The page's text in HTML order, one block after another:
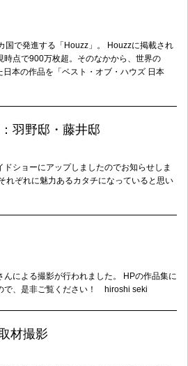
国で発進する「Houzz」。 Houzzに掲載され
時点で900万枚超。そのなかから、世界の
本の作品を「ベスト・オブ・ハウズ 日本
羽野邸・藤井邸
ショーにアップしましたのでお知らせしま
れぞれに魅力あるカタチになっていると思い
による撮影が行われました。 HPの作品集に
で、是非ご覧ください！ hiroshi seki
材撮影